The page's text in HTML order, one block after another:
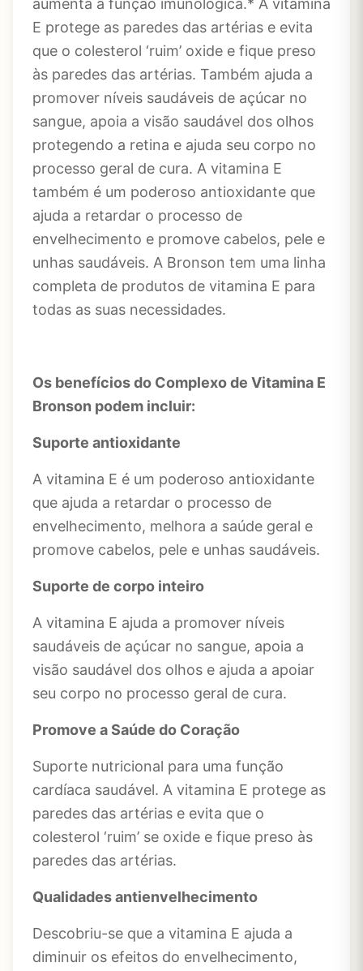
aumenta a função imunológica.* A vitamina
E protege as paredes das artérias e evita
que o colesterol ‘ruim’ oxide e fique preso
às paredes das artérias. Também ajuda a
promover níveis saudáveis ​​de açúcar no
sangue, apoia a visão saudável dos olhos
protegendo a retina e ajuda seu corpo no
processo geral de cura. A vitamina E
também é um poderoso antioxidante que
ajuda a retardar o processo de
envelhecimento e promove cabelos, pele e
unhas saudáveis. A Bronson tem uma linha
completa de produtos de vitamina E para
todas as suas necessidades.
Os benefícios do Complexo de Vitamina E
Bronson podem incluir:
Suporte antioxidante
A vitamina E é um poderoso antioxidante
que ajuda a retardar o processo de
envelhecimento, melhora a saúde geral e
promove cabelos, pele e unhas saudáveis.
Suporte de corpo inteiro
A vitamina E ajuda a promover níveis
saudáveis ​​de açúcar no sangue, apoia a
visão saudável dos olhos e ajuda a apoiar
seu corpo no processo geral de cura.
Promove a Saúde do Coração
Suporte nutricional para uma função
cardíaca saudável. A vitamina E protege as
paredes das artérias e evita que o
colesterol ‘ruim’ se oxide e fique preso às
paredes das artérias.
Qualidades antienvelhecimento
Descobriu-se que a vitamina E ajuda a
diminuir os efeitos do envelhecimento,